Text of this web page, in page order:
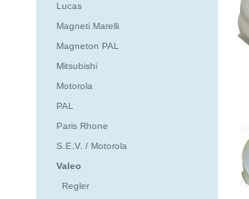
Lucas
Magneti Marelli
Magneton PAL
Mitsubishi
Motorola
PAL
Paris Rhone
S.E.V. / Motorola
Valeo
Regler